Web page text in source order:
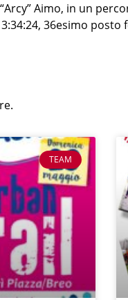
Aimo, in un
36esimo posto
TEAM